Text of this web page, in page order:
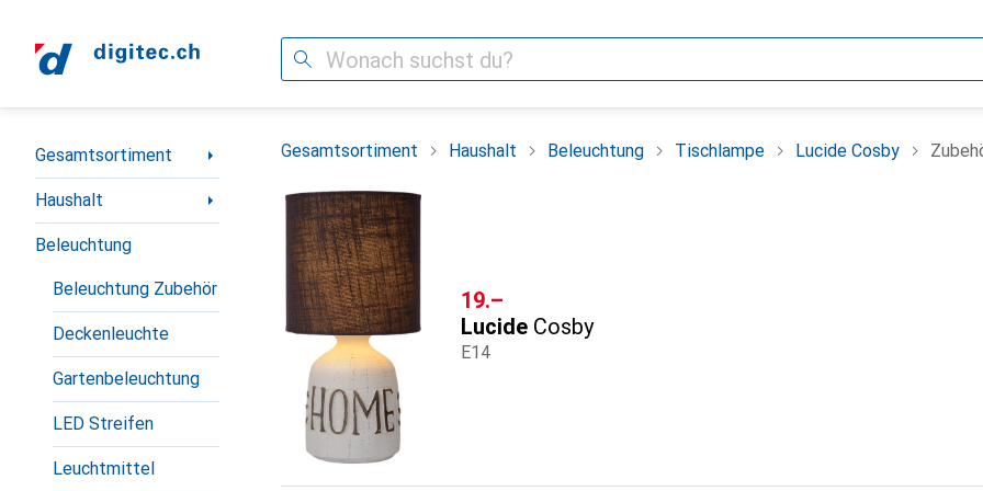
Suche
Navigation nach Kategorien
Gesamtsortiment
Haushalt
Beleuchtung
Beleuchtung Zubehör
Deckenleuchte
Gartenbeleuchtung
LED Streifen
Leuchtmittel
Gesamtsortiment Haushalt Beleuchtung Tischlampe Lucide Cosby
CHF
19.–
Lucide Cosby
E14